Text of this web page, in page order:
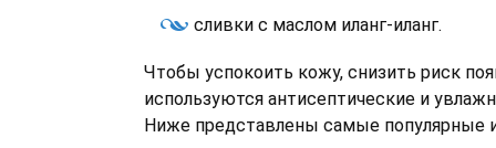
сливки с маслом иланг-иланг.
Чтобы успокоить кожу, снизить риск
используются антисептические и
Ниже представлены самые популярные